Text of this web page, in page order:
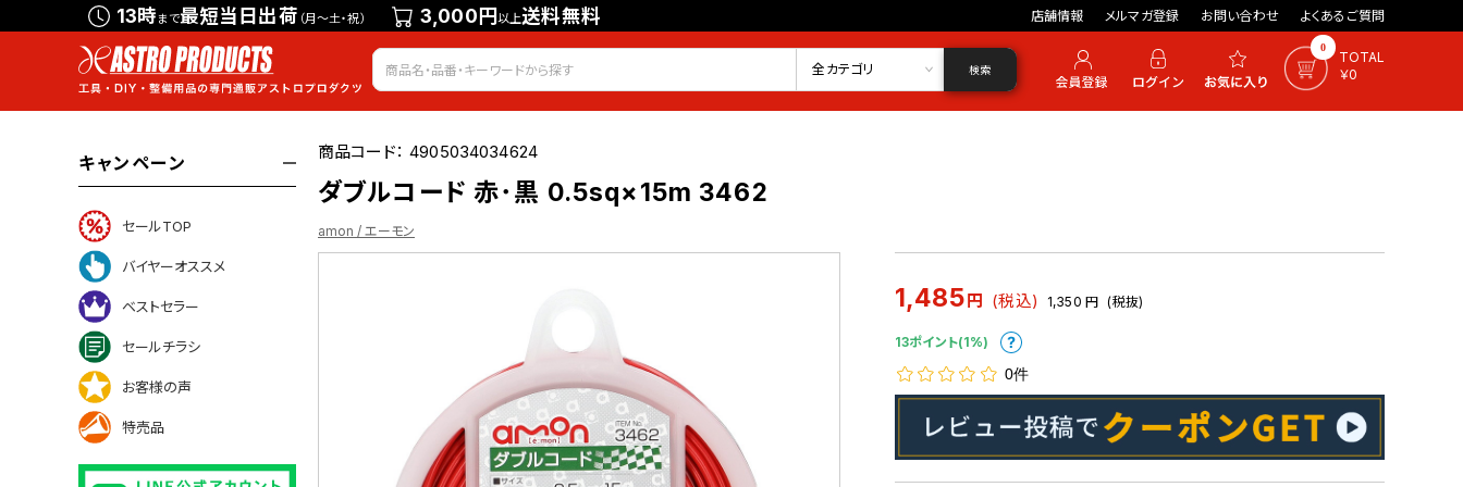
13時まで最短当日出荷 （月～土・祝） 3,000円以上送料無料 店舗情報 メルマガ登録 お問い合わせ よくあるご質問
会員登録 ログイン お気に入り 0
TOTAL
￥0
全カテゴリ 検索
キャンペーン
セールTOP
バイヤーオススメ
ベストセラー
セールチラシ
お客様の声
特売品
商品コード：4905034034624
ダブルコード 赤･黒 0.5sq×15m 3462
amon / エーモン
1,485円 (税込) 1,350 円 (税抜)
13ポイント(1%)
0件